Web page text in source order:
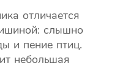
отличается
слышно
и пение птиц.
небольшая